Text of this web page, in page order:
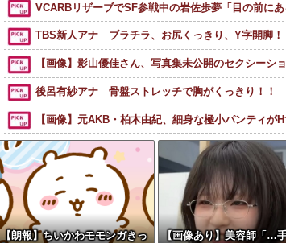
VCARBリザーブでSF参戦中の岩佐歩夢「目の前に
TBS新人アナ ブラチラ、お尻くっきり、Y字開脚！
【画像】影山優佳さん、写真集未公開のセクシー
後呂有紗アナ 骨盤ストレッチで胸がくっきり！！
【画像】元AKB・柏木由紀、細身な極小パンティが
【動画】逃げる判断はやっ！埼玉でスマホ運転のプ
【動画】ロシア軍のドローンをネット発射装置で撃
【熊本地震】避難者の食生活、改善急務…調理でき
寺田心、週6ジム通いで体重62kg→82kgに 110kgの
【朗報】ちいかわモモンガきっ
【画像あり】美容師「…